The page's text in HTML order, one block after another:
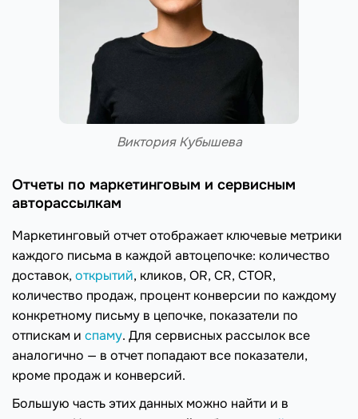
Виктория Кубышева
Отчеты по маркетинговым и сервисным
авторассылкам
Маркетинговый отчет отображает ключевые метрики
каждого письма в каждой автоцепочке: количество
доставок, открытий, кликов, OR, CR, CTOR,
количество продаж, процент конверсии по каждому
конкретному письму в цепочке, показатели по
отпискам и спаму. Для сервисных рассылок все
аналогично — в отчет попадают все показатели,
кроме продаж и конверсий.
Большую часть этих данных можно найти и в